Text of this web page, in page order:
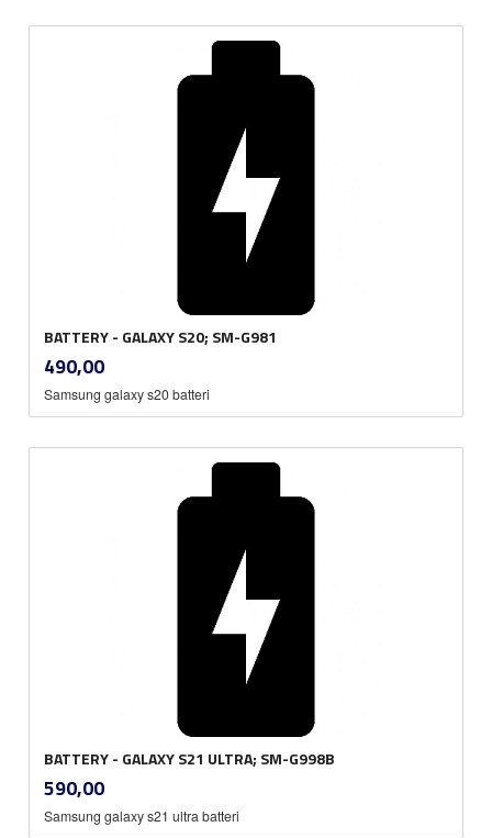
BATTERY - GALAXY S20; SM-G981
Pris
490,00mva.
Samsung galaxy s20 batteri
BATTERY - GALAXY S21 ULTRA; SM-G998B
Pris
590,00mva.
Samsung galaxy s21 ultra batteri